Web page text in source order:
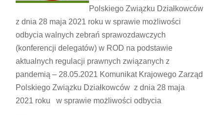
Polskiego Związku Działkowców
z dnia 28 maja 2021 roku w sprawie możliwości
odbycia walnych zebrań sprawozdawczych
(konferencji delegatów) w ROD na podstawie
aktualnych regulacji prawnych związanych z
pandemią – 28.05.2021 Komunikat Krajowego Zarząd
Polskiego Związku Działkowców z dnia 28 maja
2021 roku w sprawie możliwości odbycia